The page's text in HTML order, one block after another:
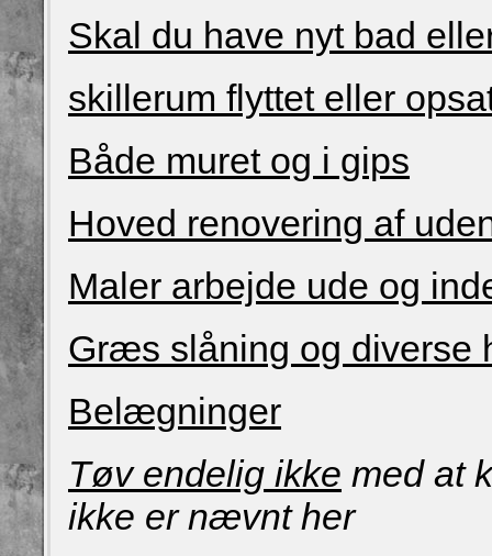
Skal du have nyt bad
skillerum flyttet eller
Både muret og i gips
Hoved renovering af
Maler arbejde ude og
Græs slåning og diverse
Belægninger
Tøv endelig ikke med at
ikke er nævnt her